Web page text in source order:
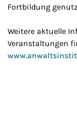
Fortbildung
Weitere aktuelle
Veranstaltungen